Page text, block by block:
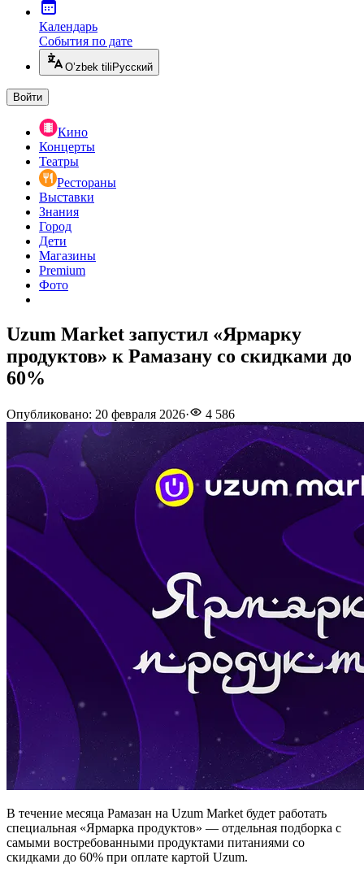
Календарь
События по дате
O’zbek tili Русский
Войти
Кино
Концерты
Театры
Рестораны
Выставки
Знания
Город
Дети
Магазины
Premium
Фото
Uzum Market запустил «Ярмарку
продуктов» к Рамазану со скидками до
60%
Опубликовано: 20 февраля 2026· 4 586
В течение месяца Рамазан на Uzum Market будет работать
специальная «Ярмарка продуктов» — отдельная подборка с
самыми востребованными продуктами питаниями со
скидками до 60% при оплате картой Uzum.